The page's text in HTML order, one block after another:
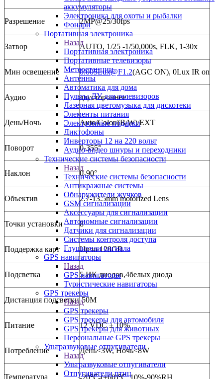
аккумуляторы
Электроника для охоты и рыбалки
Фонари
Портативная электроника
Назад
Портативная электроника
Портативные телевизоры
Метеостанции
Антенны
Автоматика для дома
Пульты ДУ для телевизоров
Лазерная цветомузыка для дискотеки
Элементы питания
Электронные подарки
Диктофоны
Инверторы 12 на 220 вольт
Аудио-видео шнуры и переходники
Технические системы безопасности
Назад
Технические системы безопасности
Антикражные системы
Обнаружители жучков
GSM сигнализации
Аксессуары для сигнализации
Автономные сигнализации
Датчики для сигнализации
Системы контроля доступа
Глушители сигнала
GPS навигаторы
Назад
GPS навигаторы
Туристические навигаторы
GPS трекеры
Назад
GPS трекеры
GPS трекеры для автомобиля
GPS трекеры для животных
Персональные GPS трекеры
Ультразвуковые отпугиватели
Назад
Ультразвуковые отпугиватели
Отпугиватели птиц
Разрешение 2MP@25/30fps
Затвор AUTO, 1/25 -1/50,000s, FLK, 1-30x
Мин освещение 0.005Lux@F1.2(AGC ON), 0Lux IR on
Аудио двустороннее
День/Ночь Auto/Color/(B/W)/EXT
Поворот 0-355°
Наклон 0-90°
Объектив 2.7-13.5mm motorized Lens
Точки установки 8
Поддержка карт Up to 128GB
Подсветка 5 ИК диодов,4белых диода
Дистанция подсветки50M
Питание 12 VDC ± 10%
Потребление День<3W, Ночь<8W
Температура -20℃-(+60)℃, 10%-90%RH